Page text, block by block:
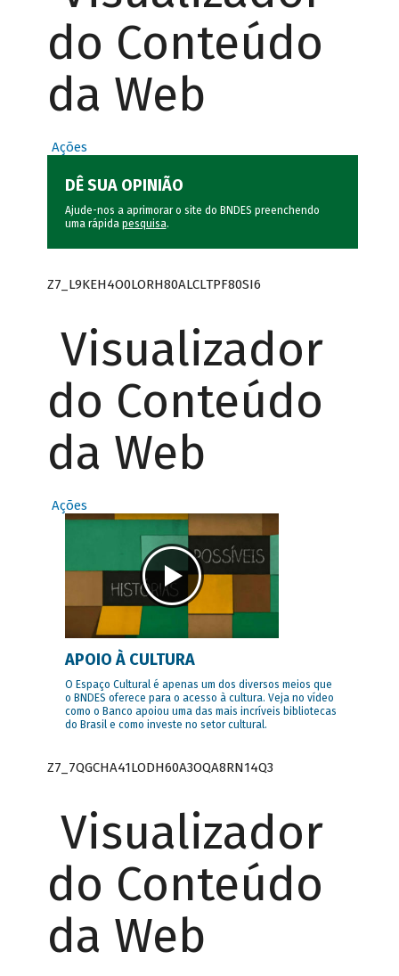
do Conteúdo
da Web
Ações
DÊ SUA OPINIÃO
Ajude-nos a aprimorar o site do BNDES preenchendo
uma rápida pesquisa.
Z7_L9KEH4O0LORH80ALCLTPF80SI6
Visualizador
do Conteúdo
da Web
Ações
APOIO À CULTURA
O Espaço Cultural é apenas um dos diversos meios que
o BNDES oferece para o acesso à cultura. Veja no vídeo
como o Banco apoiou uma das mais incríveis bibliotecas
do Brasil e como investe no setor cultural.
Z7_7QGCHA41LODH60A3OQA8RN14Q3
Visualizador
do Conteúdo
da Web